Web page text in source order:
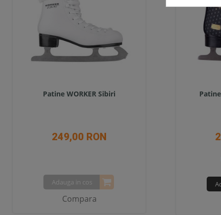
Patine WORKER Sibiri
249,00 RON
Adauga in cos
Compara